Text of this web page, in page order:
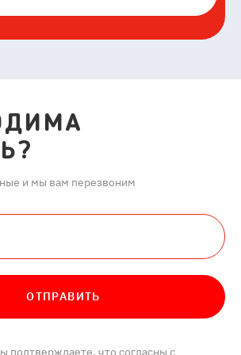
и мы вам перезвоним
ОТПРАВИТЬ
подтверждаете, что согласны с